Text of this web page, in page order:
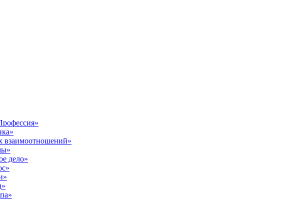
Персональный сайтцентра "Уран", астропсихолог-консультант,
натальной карты, расскажет о том, в чем состоит Ваше
Астропсихолог опишет возможные способы оздоровления
задавать вопросы по всем интересующим Вас темам. Для того,
точного времени своего рождения желательно. Известный
взаимоотношений»
дело»